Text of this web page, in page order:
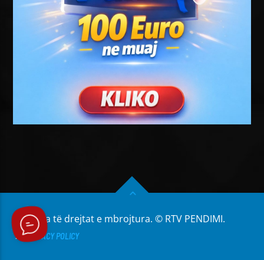
Të gjitha të drejtat e mbrojtura. © RTV PENDIMI.
PRIVACY POLICY